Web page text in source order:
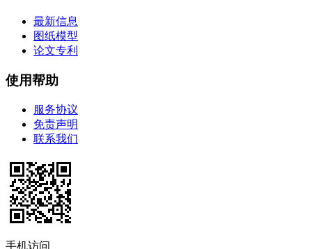
最新信息
图纸模型
论文专利
使用帮助
服务协议
免责声明
联系我们
手机访问